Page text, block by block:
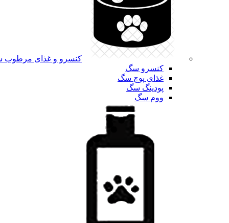
کنسرو و غذای
کنسرو سگ
غذای پوچ سگ
پودینگ سگ
ووم سگ